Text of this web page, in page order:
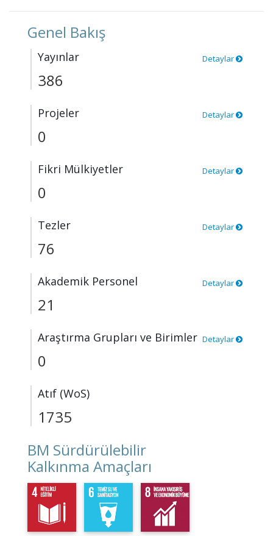
Genel Bakış
Yayınlar Detaylar
386
Projeler Detaylar
0
Fikri Mülkiyetler Detaylar
0
Tezler Detaylar
76
Akademik Personel Detaylar
21
Araştırma Grupları ve Birimler Detaylar
0
Atıf (WoS)
1735
BM Sürdürülebilir
Kalkınma Amaçları